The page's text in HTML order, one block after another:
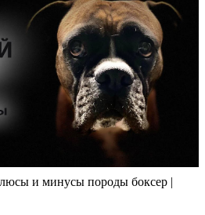
и минусы породы боксер |